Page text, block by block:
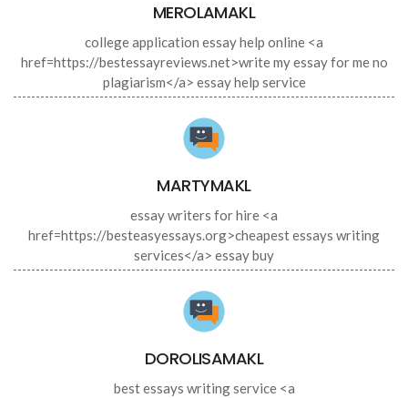
MEROLAMAKL
college application essay help online <a
href=https://bestessayreviews.net>write my essay for me no
plagiarism</a> essay help service
MARTYMAKL
essay writers for hire <a
href=https://besteasyessays.org>cheapest essays writing
services</a> essay buy
DOROLISAMAKL
best essays writing service <a